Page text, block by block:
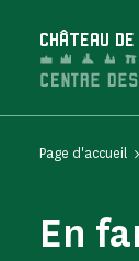
CHÂTEAU DE
Page d'accueil
En